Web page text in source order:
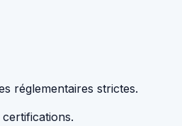
réglementaires strictes.